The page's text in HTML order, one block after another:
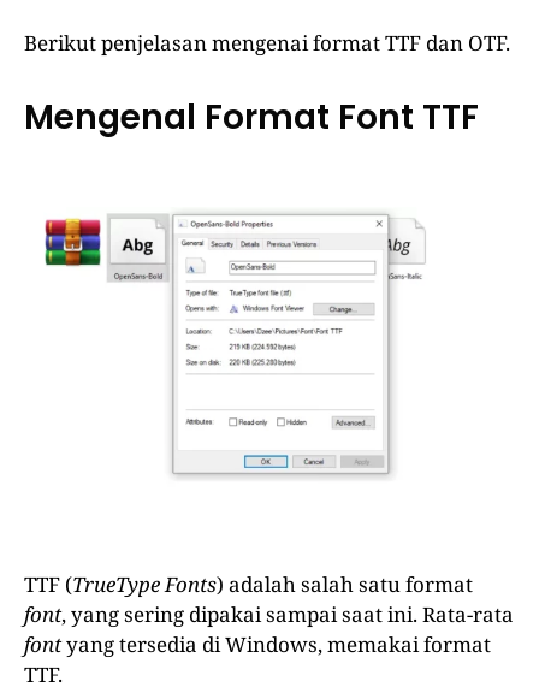
Berikut penjelasan mengenai format TTF dan OTF.
Mengenal Format Font TTF
TTF (TrueType Fonts) adalah salah satu format
font, yang sering dipakai sampai saat ini. Rata-rata
fontyang tersedia di Windows, memakai format
TTF.